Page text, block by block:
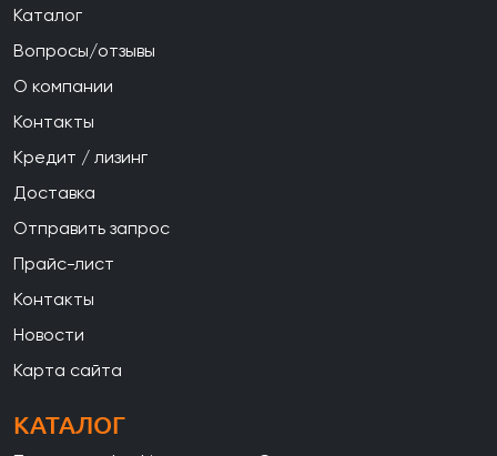
Каталог
Вопросы/отзывы
О компании
Контакты
Кредит / лизинг
Доставка
Отправить запрос
Прайс-лист
Контакты
Новости
Карта сайта
КАТАЛОГ